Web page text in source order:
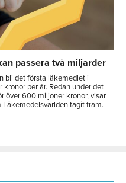
passera två miljarder
bli det första läkemedlet i
per år. Redan under det
över 600 miljoner kronor, visar
Läkemedelsvärlden tagit fram.